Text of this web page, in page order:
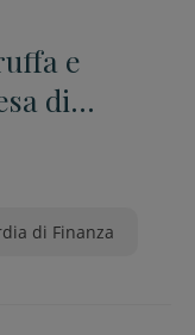
e
di
di Finanza